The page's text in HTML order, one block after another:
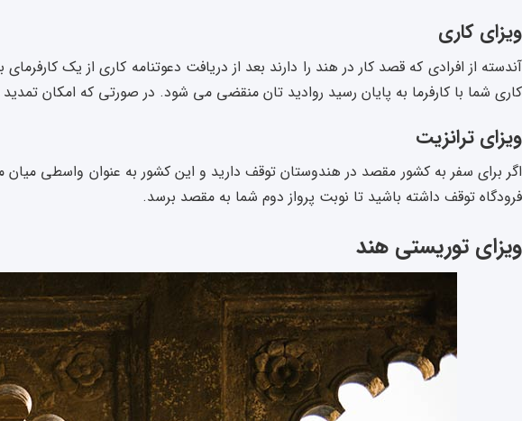
ویزای کاری
آندسته از افرادی که قصد کار در هند را دارند بعد از دریافت دعوتنامه کاری از یک
کاری شما با کارفرما به پایان رسید روادید تان منقضی می شود. در صورتی که امکان تمدید
ویزای ترانزیت
اگر برای سفر به کشور مقصد در هندوستان توقف دارید و این کشور به عنوان واسطی
فرودگاه توقف داشته باشید تا نوبت پرواز دوم شما به مقصد برسد.
ویزای توریستی هند